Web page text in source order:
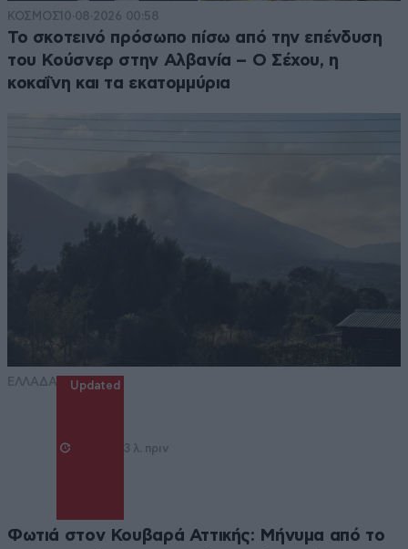
ΚΟΣΜΟΣ10·08·2026 00:58
Το σκοτεινό πρόσωπο πίσω από την επένδυση
του Κούσνερ στην Αλβανία – Ο Σέχου, η
κοκαΐνη και τα εκατομμύρια
ΕΛΛΑΔΑ Updated
3 λ. πριν
Φωτιά στον Κουβαρά Αττικής: Μήνυμα από το